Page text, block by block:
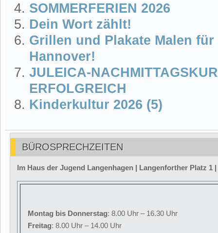
SOMMERFERIEN 2026
Dein Wort zählt!
Grillen und Plakate Malen für
Hannover!
JULEICA-
ERFOLGREICH
Kinderkultur 2026 (5)
BÜROSPRECHZEITEN
Im Haus der Jugend Langenhagen | Langenforther Platz 1
Montag bis Donnerstag: 8.00 Uhr – 16.30 Uhr
Freitag: 8.00 Uhr – 14.00 Uhr